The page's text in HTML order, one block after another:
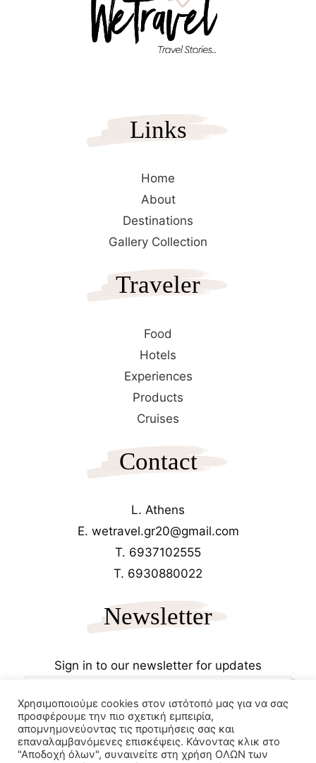
Links
Home
About
Destinations
Gallery Collection
Traveler
Food
Hotels
Experiences
Products
Cruises
Contact
L. Athens
E. wetravel.gr20@gmail.com
T. 6937102555
T. 6930880022
Newsletter
Sign in to our newsletter for updates
Χρησιμοποιούμε cookies στον ιστότοπό μας για να σας
προσφέρουμε την πιο σχετική εμπειρία,
απομνημονεύοντας τις προτιμήσεις σας και
επαναλαμβανόμενες επισκέψεις. Κάνοντας κλικ στο
"Αποδοχή όλων", συναινείτε στη χρήση ΟΛΩΝ των